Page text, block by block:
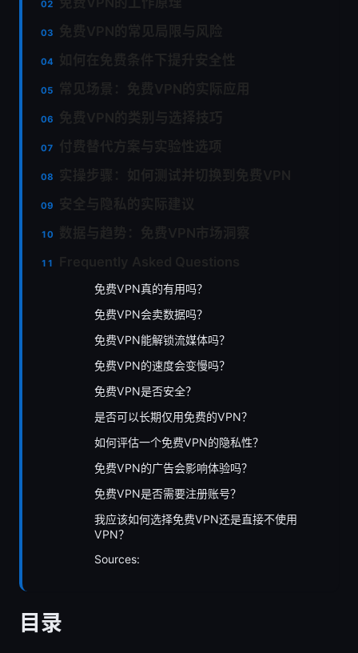
免费VPN真的有用吗？
免费VPN会卖数据吗？
免费VPN能解锁流媒体吗？
免费VPN的速度会变慢吗？
免费VPN是否安全？
是否可以长期仅用免费的VPN？
如何评估一个免费VPN的隐私性？
免费VPN的广告会影响体验吗？
免费VPN是否需要注册账号？
我应该如何选择免费VPN还是直接不使用
VPN？
Sources:
目录